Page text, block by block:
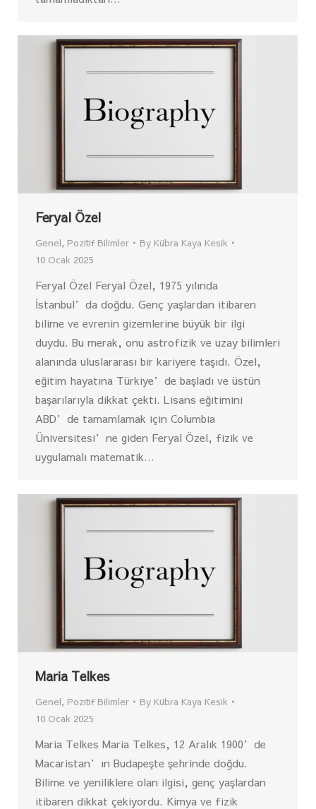
Feryal Özel
Genel, Pozitif Bilimler By Kübra Kaya Kesik
10 Ocak 2025
Feryal Özel Feryal Özel, 1975 yılında
İstanbul’da doğdu. Genç yaşlardan itibaren
bilime ve evrenin gizemlerine büyük bir ilgi
duydu. Bu merak, onu astrofizik ve uzay bilimleri
alanında uluslararası bir kariyere taşıdı. Özel,
eğitim hayatına Türkiye’de başladı ve üstün
başarılarıyla dikkat çekti. Lisans eğitimini
ABD’de tamamlamak için Columbia
Üniversitesi’ne giden Feryal Özel, fizik ve
uygulamalı matematik…
Maria Telkes
Genel, Pozitif Bilimler By Kübra Kaya Kesik
10 Ocak 2025
Maria Telkes Maria Telkes, 12 Aralık 1900’de
Macaristan’ın Budapeşte şehrinde doğdu.
Bilime ve yeniliklere olan ilgisi, genç yaşlardan
itibaren dikkat çekiyordu. Kimya ve fizik